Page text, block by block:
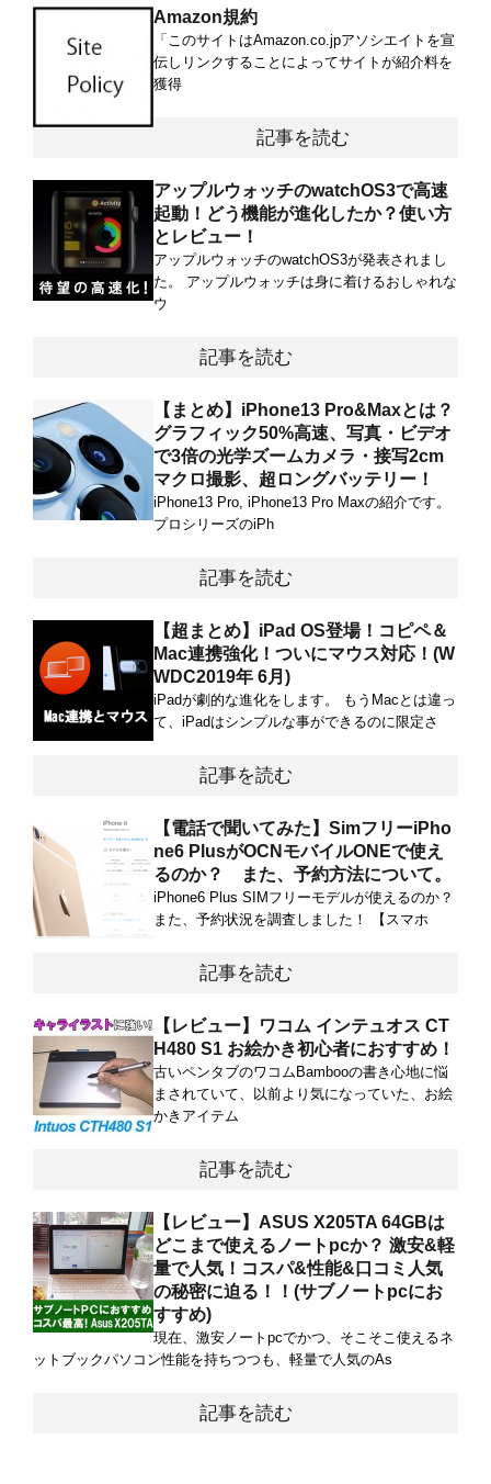
Amazon規約
「このサイトはAmazon.co.jpアソシエイトを宣
伝しリンクすることによってサイトが紹介料を
獲得
記事を読む
アップルウォッチのwatchOS3で高速
起動！どう機能が進化したか？使い方
とレビュー！
アップルウォッチのwatchOS3が発表されまし
た。 アップルウォッチは身に着けるおしゃれな
ウ
記事を読む
【まとめ】iPhone13 Pro&Maxとは？
グラフィック50%高速、写真・ビデオ
で3倍の光学ズームカメラ・接写2cm
マクロ撮影、超ロングバッテリー！
iPhone13 Pro, iPhone13 Pro Maxの紹介です。
プロシリーズのiPh
記事を読む
【超まとめ】iPad OS登場！コピペ＆
Mac連携強化！ついにマウス対応！(W
WDC2019年 6月)
iPadが劇的な進化をします。 もうMacとは違っ
て、iPadはシンプルな事ができるのに限定さ
記事を読む
【電話で聞いてみた】SimフリーiPho
ne6 PlusがOCNモバイルONEで使え
るのか？ また、予約方法について。
iPhone6 Plus SIMフリーモデルが使えるのか？
また、予約状況を調査しました！ 【スマホ
記事を読む
【レビュー】ワコム インテュオス CT
H480 S1 お絵かき初心者におすすめ！
古いペンタブのワコムBambooの書き心地に悩
まされていて、以前より気になっていた、お絵
かきアイテム
記事を読む
【レビュー】ASUS X205TA 64GBは
どこまで使えるノートpcか？ 激安&軽
量で人気！コスパ&性能&口コミ人気
の秘密に迫る！！(サブノートpcにお
すすめ)
現在、激安ノートpcでかつ、そこそこ使えるネ
ットブックパソコン性能を持ちつつも、軽量で人気のAs
記事を読む